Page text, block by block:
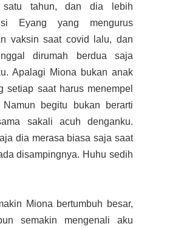
satu tahun, dan dia lebih
Eyang yang mengurus
vaksin saat covid lalu, dan
dirumah berdua saja
Apalagi Miona bukan anak
setiap saat harus menempel
Namun begitu bukan berarti
sakali acuh denganku.
dia merasa biasa saja saat
disampingnya. Huhu sedih
Miona bertumbuh besar,
semakin mengenali aku